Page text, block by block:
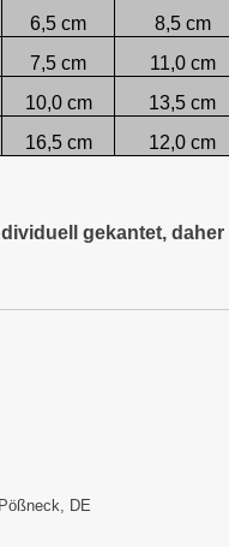
6,5 cm 8,5 cm
7,5 cm 11,0 cm
10,0 cm 13,5 cm
16,5 cm 12,0 cm
gekantet,
DE